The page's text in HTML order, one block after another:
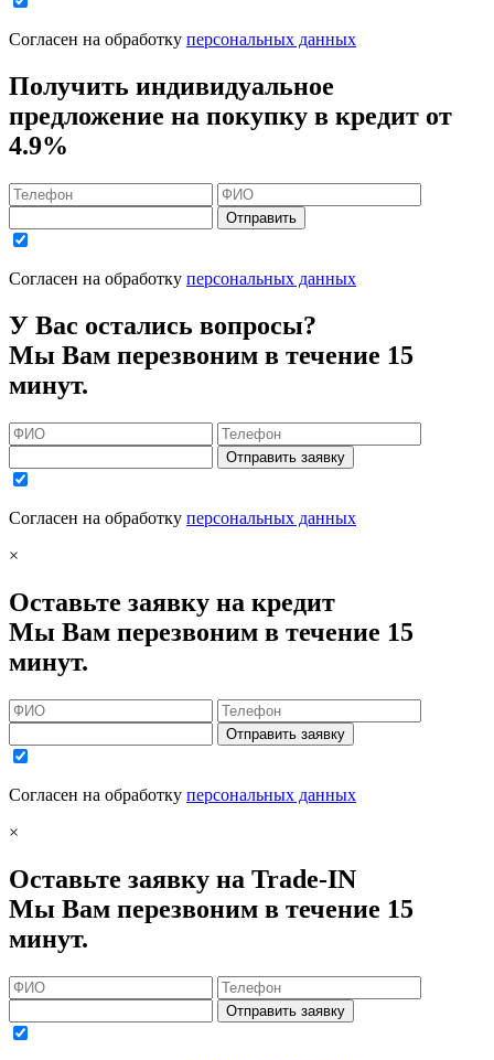
Согласен на обработку персональных данных
Получить индивидуальное
предложение на покупку в кредит от
4.9%
Отправить
Согласен на обработку персональных данных
У Вас остались вопросы?
Мы Вам перезвоним в течение 15
минут.
Отправить заявку
Согласен на обработку персональных данных
×
Оставьте заявку на кредит
Мы Вам перезвоним в течение 15
минут.
Отправить заявку
Согласен на обработку персональных данных
×
Оставьте заявку на Trade-IN
Мы Вам перезвоним в течение 15
минут.
Отправить заявку